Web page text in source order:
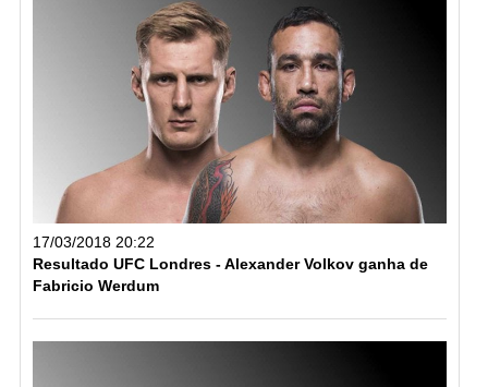
17/03/2018 20:22
Resultado UFC Londres - Alexander Volkov ganha de
Fabricio Werdum